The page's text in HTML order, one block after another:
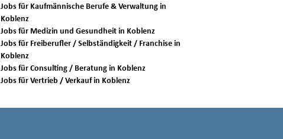
Jobs für Kaufmännische Berufe & Verwaltung in
Koblenz
Jobs für Medizin und Gesundheit in Koblenz
Jobs für Freiberufler / Selbständigkeit / Franchise in
Koblenz
Jobs für Consulting / Beratung in Koblenz
Jobs für Vertrieb / Verkauf in Koblenz